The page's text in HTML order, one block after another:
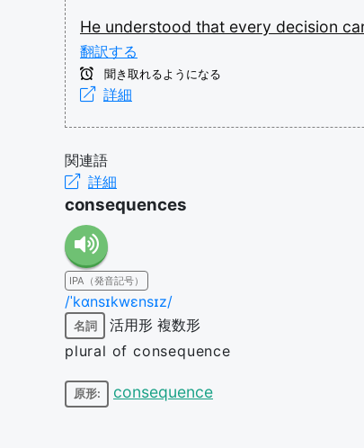
He understood that every decision
翻訳する
聞き取れるようになる
詳細
関連語
詳細
consequences
IPA（発音記号）
/ˈkɑnsɪkwɛnsɪz/
名詞 活用形 複数形
plural of consequence
原形: consequence